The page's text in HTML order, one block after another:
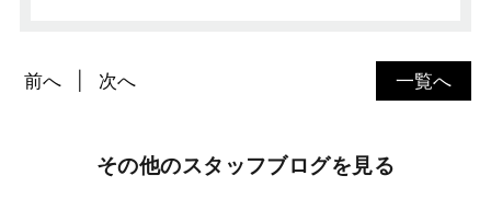
一覧へ
前へ 次へ
その他のスタッフブログを見る